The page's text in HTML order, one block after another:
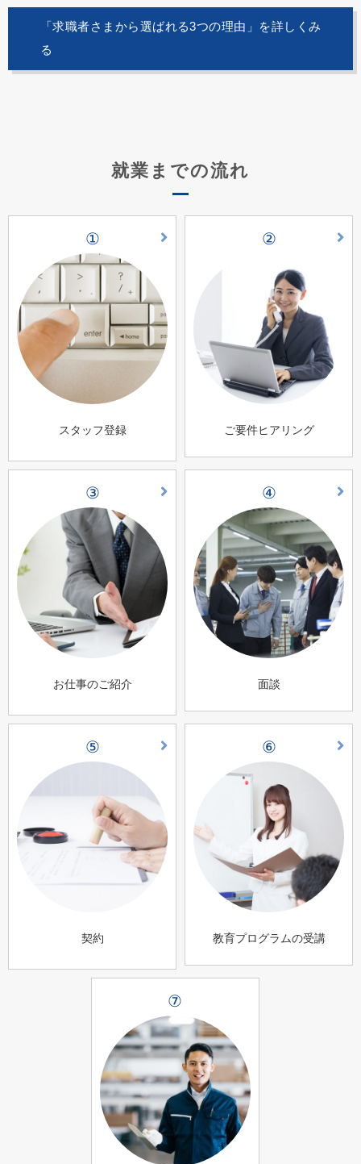
「求職者さまから選ばれる3つの理由」を詳しくみ
る
就業までの流れ
①
スタッフ登録
②
ご要件ヒアリング
③
お仕事のご紹介
④
面談
⑤
契約
⑥
教育プログラムの受講
⑦